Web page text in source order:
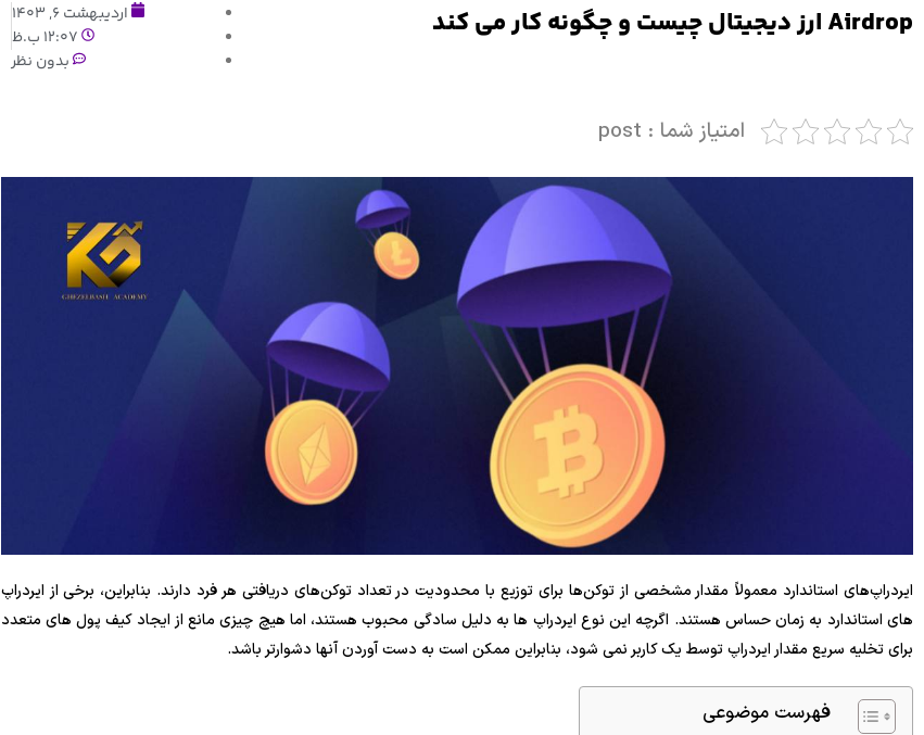
Airdrop ارز دیجیتال چیست و چگونه کار می کند
اردیبهشت 6, 1403
12:07 ب.ظ
بدون نظر
امتیاز شما : post
ایردراپ‌های استاندارد معمولاً مقدار مشخصی از توکن‌ها برای توزیع با محدودیت در تعداد توکن‌های دریافتی هر فرد دارند. بنابراین، برخی از ایردراپ
های استاندارد به زمان حساس هستند. اگرچه این نوع ایردراپ ها به دلیل سادگی محبوب هستند، اما هیچ چیزی مانع از ایجاد کیف پول های متعدد
برای تخلیه سریع مقدار ایردراپ توسط یک کاربر نمی شود، بنابراین ممکن است به دست آوردن آنها دشوارتر باشد.
فهرست موضوعی